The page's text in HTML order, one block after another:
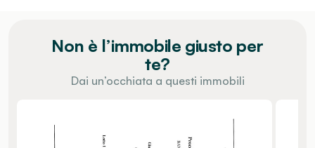
Non è l’immobile giusto per
te?
Dai un’occhiata a questi immobili